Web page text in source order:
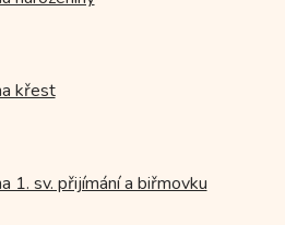
křest
1. sv. přijímání a biřmovku